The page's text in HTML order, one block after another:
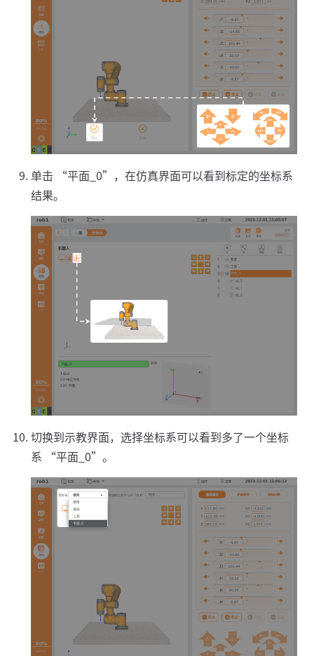
单击 “平面_0”，在仿真界面可以看到标定的坐标系
结果。
切换到示教界面，选择坐标系可以看到多了一个坐标
系 “平面_0”。